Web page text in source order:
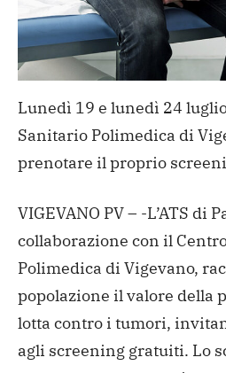
Lunedì 19 e lunedì 24
Sanitario Polimedica di
prenotare il proprio
VIGEVANO PV – -L’ATS di
collaborazione con il
Polimedica di Vigevano,
popolazione il valore della
lotta contro i tumori,
agli screening gratuiti. Lo